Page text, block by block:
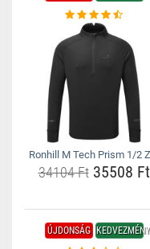
Ronhill M Tech Prism 1/2
34104 Ft35508 Ft
ÚJDONSÁG KEDVEZMÉNY